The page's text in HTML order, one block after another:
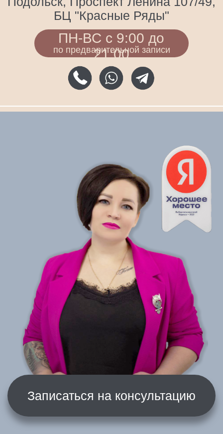
Записаться на консультацию
Удаление
перманентного макияжа
и татуировок